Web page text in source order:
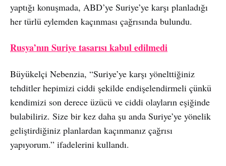
yaptığı konuşmada, ABD’ye Suriye’ye karşı planladığı
her türlü eylemden kaçınması çağrısında bulundu.
Rusya’nın Suriye tasarısı kabul edilmedi
Büyükelçi Nebenzia, “Suriye’ye karşı yönelttiğiniz
tehditler hepimizi ciddi şekilde endişelendirmeli çünkü
kendimizi son derece üzücü ve ciddi olayların eşiğinde
bulabiliriz. Size bir kez daha şu anda Suriye’ye yönelik
geliştirdiğiniz planlardan kaçınmanız çağrısı
yapıyorum.” ifadelerini kullandı.